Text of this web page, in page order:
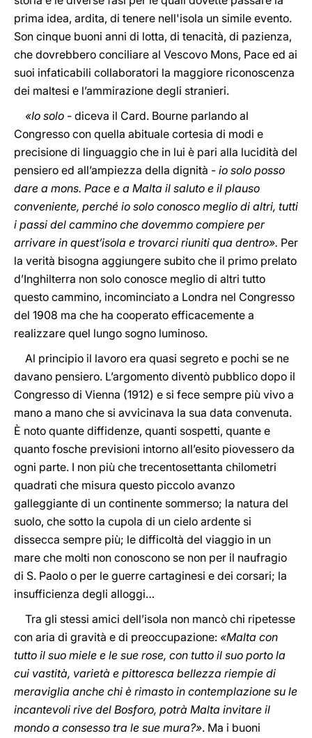
prima idea, ardita, di tenere nell'isola un simile evento.
Son cinque buoni anni di lotta, di tenacità, di pazienza,
che dovrebbero conciliare al Vescovo Mons, Pace ed ai
suoi infaticabili collaboratori la maggiore riconoscenza
dei maltesi e l’ammirazione degli stranieri.
«Io solo - diceva il Card. Bourne parlando al
Congresso con quella abituale cortesia di modi e
precisione di linguaggio che in lui è pari alla lucidità del
pensiero ed all’ampiezza della dignità - io solo posso
dare a mons. Pace e a Malta il saluto e il plauso
conveniente, perché io solo conosco meglio di altri, tutti
i passi del cammino che dovemmo compiere per
arrivare in quest’isola e trovarci riuniti qua dentro». Per
la verità bisogna aggiungere subito che il primo prelato
d’Inghilterra non solo conosce meglio di altri tutto
questo cammino, incominciato a Londra nel Congresso
del 1908 ma che ha cooperato efficacemente a
realizzare quel lungo sogno luminoso.
Al principio il lavoro era quasi segreto e pochi se ne
davano pensiero. L’argomento diventò pubblico dopo il
Congresso di Vienna (1912) e si fece sempre più vivo a
mano a mano che si avvicinava la sua data convenuta.
È noto quante diffidenze, quanti sospetti, quante e
quanto fosche previsioni intorno all’esito piovessero da
ogni parte. I non più che trecentosettanta chilometri
quadrati che misura questo piccolo avanzo
galleggiante di un continente sommerso; la natura del
suolo, che sotto la cupola di un cielo ardente si
dissecca sempre più; le difficoltà del viaggio in un
mare che molti non conoscono se non per il naufragio
di S. Paolo o per le guerre cartaginesi e dei corsari; la
insufficienza degli alloggi…
Tra gli stessi amici dell’isola non mancò chi ripetesse
con aria di gravità e di preoccupazione: «Malta con
tutto il suo miele e le sue rose, con tutto il suo porto la
cui vastità, varietà e pittoresca bellezza riempie di
meraviglia anche chi è rimasto in contemplazione su le
incantevoli rive del Bosforo, potrà Malta invitare il
mondo a consesso tra le sue mura?». Ma i buoni